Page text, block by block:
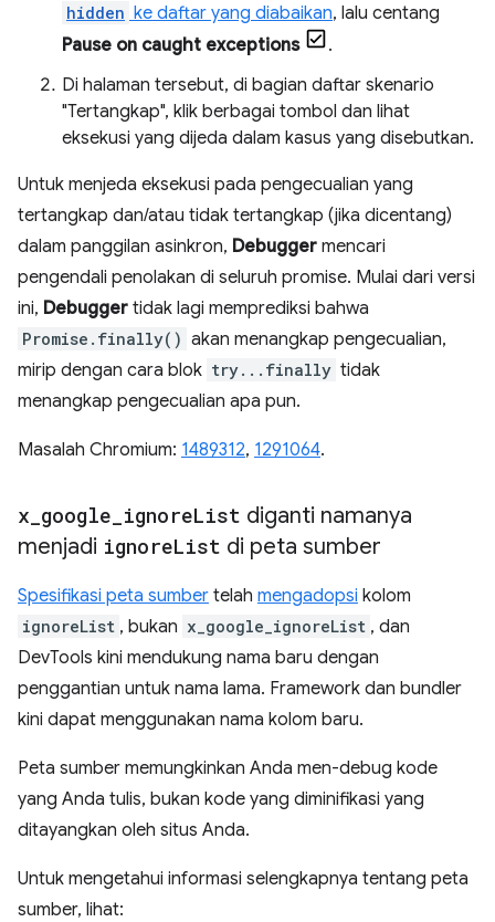
hidden ke daftar yang diabaikan, lalu centang
Pause on caught exceptions
.
Di halaman tersebut, di bagian daftar skenario
"Tertangkap", klik berbagai tombol dan lihat
eksekusi yang dijeda dalam kasus yang disebutkan.
Untuk menjeda eksekusi pada pengecualian yang
tertangkap dan/atau tidak tertangkap (jika dicentang)
dalam panggilan asinkron, Debugger mencari
pengendali penolakan di seluruh promise. Mulai dari versi
ini, Debugger tidak lagi memprediksi bahwa
Promise.finally() akan menangkap pengecualian,
mirip dengan cara blok try...finally tidak
menangkap pengecualian apa pun.
Masalah Chromium: 1489312, 1291064.
x google ignoreList diganti namanya
menjadi ignoreList di peta sumber
Spesifikasi peta sumber telah mengadopsi kolom
ignoreList , bukan x_google_ignoreList , dan
DevTools kini mendukung nama baru dengan
penggantian untuk nama lama. Framework dan bundler
kini dapat menggunakan nama kolom baru.
Peta sumber memungkinkan Anda men-debug kode
yang Anda tulis, bukan kode yang diminifikasi yang
ditayangkan oleh situs Anda.
Untuk mengetahui informasi selengkapnya tentang peta
sumber, lihat: